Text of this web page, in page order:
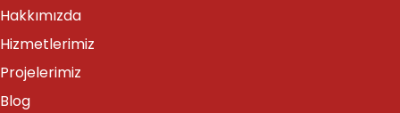
Hakkımızda
Hizmetlerimiz
Projelerimiz
Blog